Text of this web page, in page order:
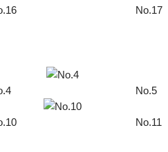
No.17
No.5
No.11